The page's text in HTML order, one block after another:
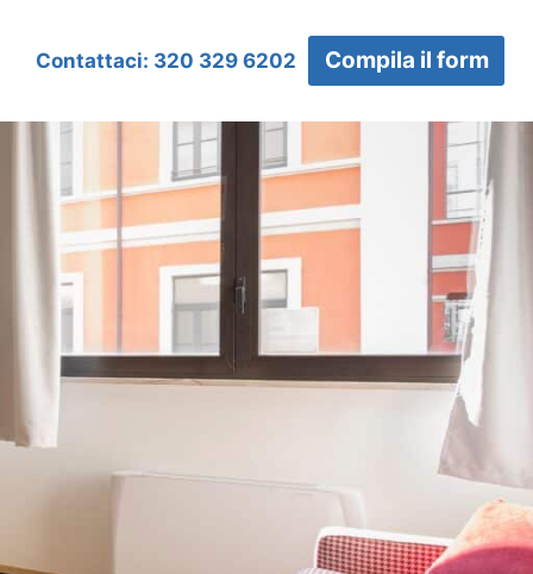
Contattaci: 320 329 6202 Compila il form